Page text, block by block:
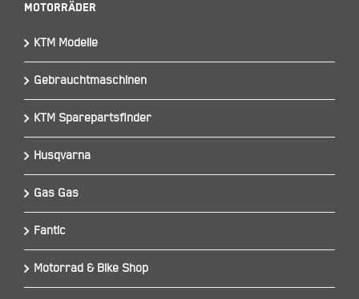
Motorräder
KTM Modelle
Gebrauchtmaschinen
KTM Sparepartsfinder
Husqvarna
Gas Gas
Fantic
Motorrad & Bike Shop